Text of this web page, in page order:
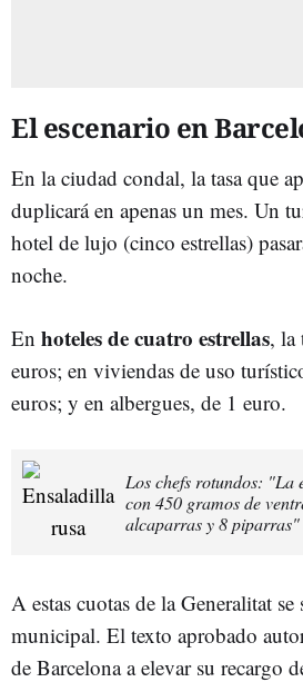
El escenario en
En la ciudad condal, la tasa que
duplicará en apenas un mes. Un
hotel de lujo (cinco estrellas)
noche.
En hoteles de cuatro estrellas, la
euros; en viviendas de uso
euros; y en albergues, de 1 euro.
Los chefs rotundos: "La
con 450 gramos de
alcaparras y 8 piparras"
A estas cuotas de la Generalitat se
municipal. El texto aprobado
de Barcelona a elevar su recargo